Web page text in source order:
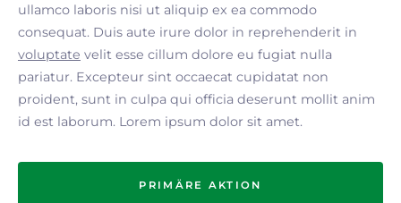
ullamco laboris nisi ut aliquip ex ea commodo
consequat. Duis aute irure dolor in reprehenderit in
voluptate velit esse cillum dolore eu fugiat nulla
pariatur. Excepteur sint occaecat cupidatat non
proident, sunt in culpa qui officia deserunt mollit anim
id est laborum. Lorem ipsum dolor sit amet.
PRIMÄRE AKTION